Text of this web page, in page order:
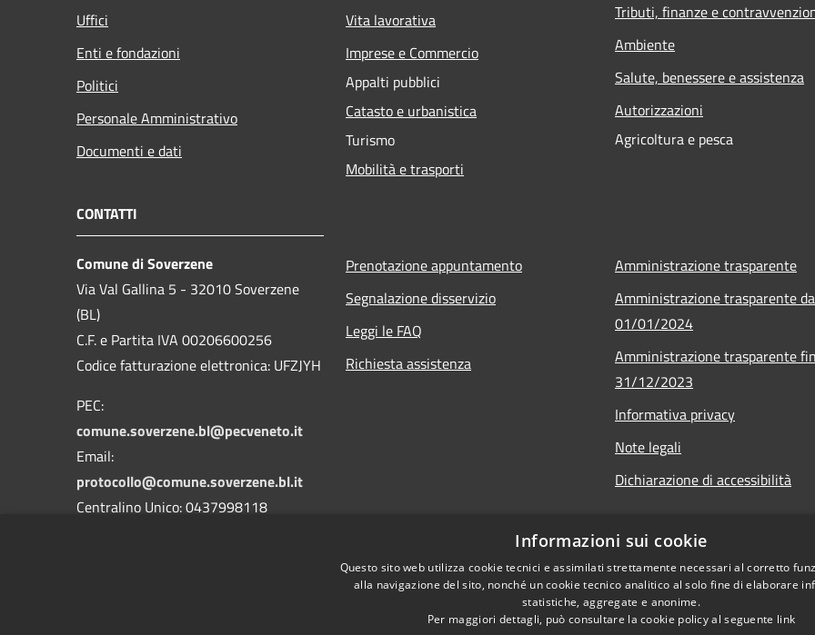
Uffici
Enti e fondazioni
Politici
Personale Amministrativo
Documenti e dati
Vita lavorativa
Imprese e Commercio
Appalti pubblici
Catasto e urbanistica
Turismo
Mobilità e trasporti
Tributi, finanze e
Ambiente
Salute, benessere e assistenza
Autorizzazioni
Agricoltura e pesca
CONTATTI
Comune di Soverzene
Via Val Gallina 5 - 32010 Soverzene
(BL)
C.F. e Partita IVA 00206600256
Codice fatturazione elettronica: UFZJYH
PEC:
comune.soverzene.bl@pecveneto.it
Email:
protocollo@comune.soverzene.bl.it
Centralino Unico: 0437998118
Prenotazione appuntamento
Segnalazione disservizio
Leggi le FAQ
Richiesta assistenza
Amministrazione trasparente
Amministrazione trasparente
01/01/2024
Amministrazione trasparente
31/12/2023
Informativa privacy
Note legali
Dichiarazione di accessibilità
Informazioni sui cookie
Questo sito web utilizza cookie tecnici e assimilati strettamente necessari al corretto
alla navigazione del sito, nonché un cookie tecnico analitico al solo fine di elaborare
statistiche, aggregate e anonime.
Per maggiori dettagli, può consultare la cookie policy al seguente link